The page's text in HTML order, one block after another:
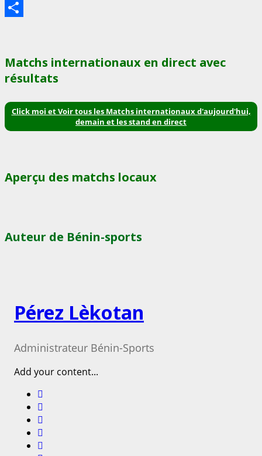
Print
Matchs internationaux en direct avec
résultats
Click moi et Voir tous les Matchs internationaux d'aujourd'hui,
demain et les stand en direct
Aperçu des matchs locaux
Auteur de Bénin-sports
Pérez Lèkotan
Administrateur Bénin-Sports
Add your content...